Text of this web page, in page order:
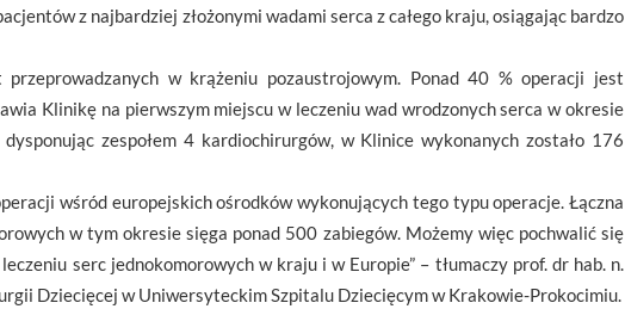
z najbardziej złożonymi wadami serca z całego kraju, osiągając bardzo
w krążeniu pozaustrojowym. Ponad 40 % operacji jest
Klinikę na pierwszym miejscu w leczeniu wad wrodzonych serca w okresie
zespołem 4 kardiochirurgów, w Klinice wykonanych zostało 176
wśród europejskich ośrodków wykonujących tego typu operacje. Łączna
w tym okresie sięga ponad 500 zabiegów. Możemy więc pochwalić się
serc jednokomorowych w kraju i w Europie” – tłumaczy prof. dr hab. n.
Dziecięcej w Uniwersyteckim Szpitalu Dziecięcym w Krakowie-Prokocimiu.